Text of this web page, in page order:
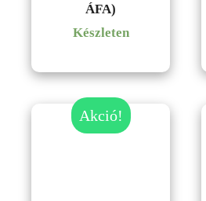
ÁFA)
Készleten
Akció!